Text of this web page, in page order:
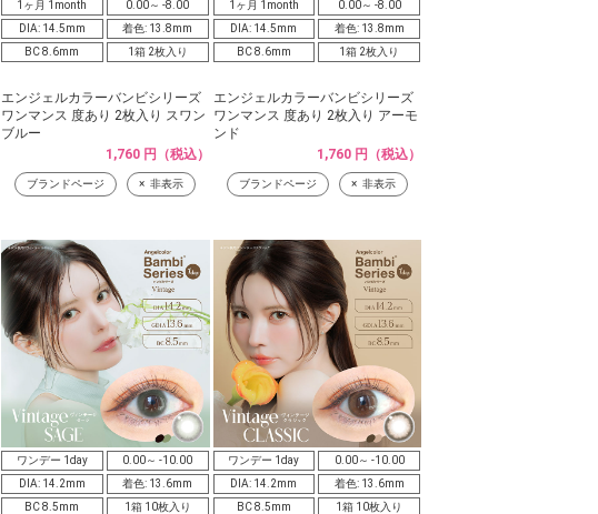
1ヶ月 1month
0.00～ -8.00
DIA: 14.5mm
着色: 13.8mm
BC 8.6mm
1箱 2枚入り
エンジェルカラーバンビシリーズ
ワンマンス 度あり 2枚入り スワン
ブルー
1,760 円（税込）
ブランドページ 非表示
1ヶ月 1month
0.00～ -8.00
DIA: 14.5mm
着色: 13.8mm
BC 8.6mm
1箱 2枚入り
エンジェルカラーバンビシリーズ
ワンマンス 度あり 2枚入り アーモ
ンド
1,760 円（税込）
ブランドページ 非表示
ワンデー 1day
0.00～ -10.00
DIA: 14.2mm
着色: 13.6mm
BC 8.5mm
1箱 10枚入り
ワンデー 1day
0.00～ -10.00
DIA: 14.2mm
着色: 13.6mm
BC 8.5mm
1箱 10枚入り